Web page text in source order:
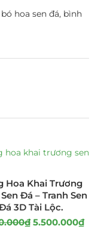
hoa sen đá, bình
Hoa Khai Trương
Đá – Tranh Sen
3D Tài Lộc.
₫ 5.500.000₫